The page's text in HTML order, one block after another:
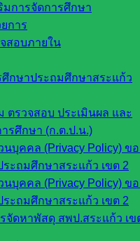
มการจัดการศึกษา
การ
สอบภายใน
กษาประถมศึกษาสระแก้ว
รวจสอบ ประเมินผล และ
รศึกษา (ก.ต.ป.น.)
บุคคล (Privacy Policy) ข
ะถมศึกษาสระแก้ว เขต 2
บุคคล (Privacy Policy) ข
ะถมศึกษาสระแก้ว เขต 2
จัดหาพัสดุ สพป.สระแก้ว เข